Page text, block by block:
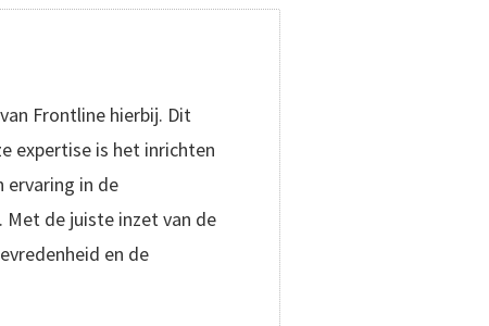
Frontline hierbij. Dit
expertise is het inrichten
ervaring in de
de juiste inzet van de
en de